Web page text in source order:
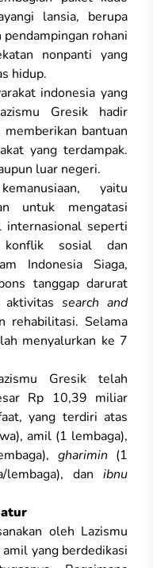
lansia, berupa
rohani
nonpanti yang
hidup.
indonesia yang
Gresik hadir
bantuan
yang terdampak.
luar negeri.
yaitu
untuk mengatasi
internasional seperti
konflik sosial dan
Indonesia Siaga,
tanggap darurat
aktivitassearch and
rehabilitasi. Selama
menyalurkan ke 7
Gresik telah
Rp 10,39 miliar
yang terdiri atas
amil (1 lembaga),
gharimin (1
lembaga), danibnu
oleh Lazismu
yang berdedikasi